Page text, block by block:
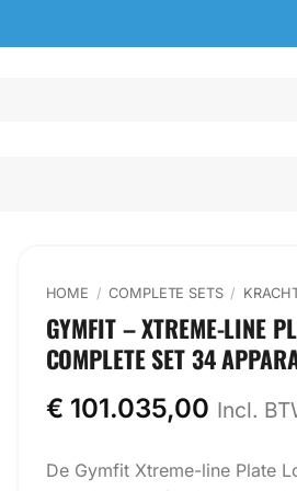
HOME / COMPLETE SETS /
GYMFIT – XTREME-LINE
COMPLETE SET 34
€ 101.035,00 Incl.
De Gymfit Xtreme-line Plate